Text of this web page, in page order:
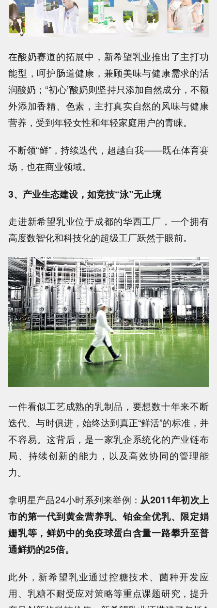
在酸奶赛道的拓展中，新希望乳业推出了主打功
能型，呵护肠道健康，兼顾美味与健康需求的活
润酸奶；“初心”酸奶则坚持只添加自然成分，不额
外添加香精、色素，主打真实自然的风味与健康
营养，受到年轻女性和年轻家庭用户的青睐。
不断领“鲜”，持续迭代，超越自我——既在体育赛
场，也在商业领域。
3、产业生态建设，如竞技“泳”无止境
走进新希望乳业位于成都的华西工厂，一个拥有
高度数智化和科技化的超级工厂跃然于眼前。
一件看似工艺成熟的乳制品，要想数十年来不断
迭代、与时俱进，始终达到真正“鲜活”的标准，并
不容易。这背后，是一家乳企系统化的产业链布
局、持续创新的能力，以及高效协同的管理能
力。
拿明星产品24小时系列来举例： 从2011年初次上
市的第一代到黄金营养乳、铂金全优乳、限定娟
姗乳等，鲜奶中的免疫球蛋白含量一路攀升至普
通鲜奶的25倍。
此外，新希望乳业通过控糖技术、菌种开发应
用、乳糖不耐受应对策略等重点课题研究，提升